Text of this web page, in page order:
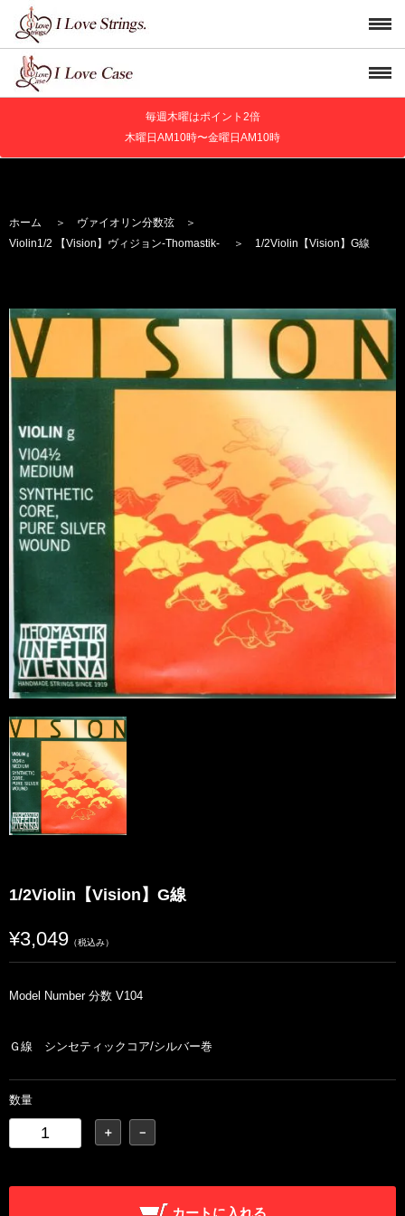
毎週木曜はポイント2倍
木曜日AM10時〜金曜日AM10時
ホーム ＞ ヴァイオリン分数弦 ＞
Violin1/2 【Vision】 ヴィジョン-Thomastik- ＞ 1/2Violin【Vision】G線
1/2Violin【Vision】G線
¥3,049 （税込み）
Model Number 分数 V104
Ｇ線 シンセティックコア/シルバー巻
数量
＋ －